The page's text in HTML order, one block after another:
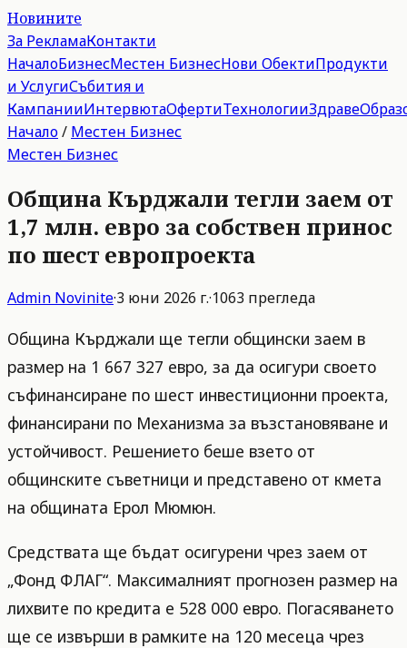
Новините
За РекламаКонтакти
НачалоБизнесМестен БизнесНови ОбектиПродукти
и УслугиСъбития и
КампанииИнтервютаОфертиТехнологииЗдраве
Начало/ Местен Бизнес
Местен Бизнес
Община Кърджали тегли заем от
1,7 млн. евро за собствен принос
по шест европроекта
Admin Novinite·3 юни 2026 г.·1063 прегледа
Община Кърджали ще тегли общински заем в
размер на 1 667 327 евро, за да осигури своето
съфинансиране по шест инвестиционни проекта,
финансирани по Механизма за възстановяване и
устойчивост. Решението беше взето от
общинските съветници и представено от кмета
на общината Ерол Мюмюн.
Средствата ще бъдат осигурени чрез заем от
„Фонд ФЛАГ“. Максималният прогнозен размер на
лихвите по кредита е 528 000 евро. Погасяването
ще се извърши в рамките на 120 месеца чрез